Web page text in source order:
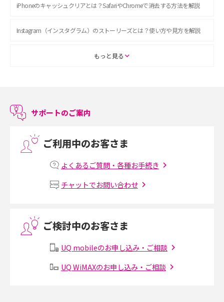
iPhoneのキャッシュクリアとは？SafariやChromeで消去する方法を解説
Instagram（インスタグラム）のストーリーズとは？使い方や見方を解説
ASMRとは？初心者向けの代表ジャンルや楽しみ方を解説
LINEで友だちを削除する方法は？方法ごとの影響や復活・復元する方法も
プリペイドSIMとは？種類やメリット・デメリット、利用までの流れを解説
Threads（スレッズ）とは？主な機能や登録方法、投稿の仕方を解説
Instagram（インスタグラム）でスクショするとバレる？バレるケースや撮
もっと見る
サポートのご案内
ご利用中のお客さま
よくあるご質問・各種お手続き
チャットでお問い合わせ
ご検討中のお客さま
UQ mobileのお申し込み・ご相談
UQ WiMAXのお申し込み・ご相談